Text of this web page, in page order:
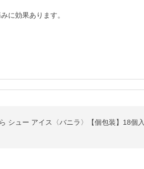
に効果あります。
シュー アイス〈バニラ〉【個包装】18個入